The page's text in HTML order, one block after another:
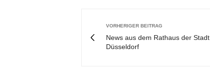
VORHERIGER BEITRAG
News aus dem Rathaus der Stadt
Düsseldorf